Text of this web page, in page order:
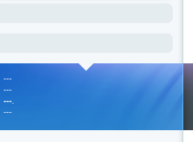
---
---
---.
---